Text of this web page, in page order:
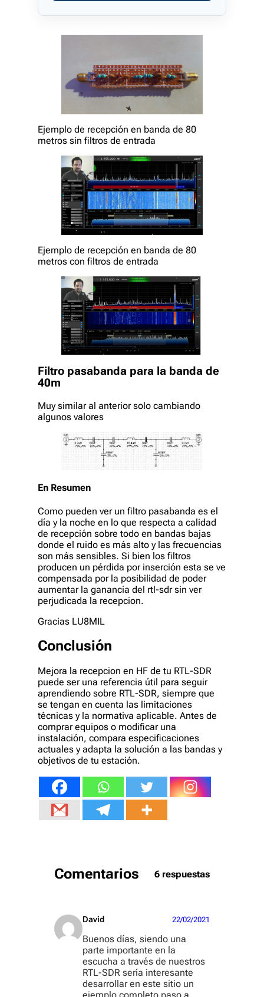
Ejemplo de recepción en banda de 80
metros sin filtros de entrada
Ejemplo de recepción en banda de 80
metros con filtros de entrada
Filtro pasabanda para la banda de
40m
Muy similar al anterior solo cambiando
algunos valores
En Resumen
Como pueden ver un filtro pasabanda es el
día y la noche en lo que respecta a calidad
de recepción sobre todo en bandas bajas
donde el ruido es más alto y las frecuencias
son más sensibles. Si bien los filtros
producen un pérdida por inserción esta se ve
compensada por la posibilidad de poder
aumentar la ganancia del rtl-sdr sin ver
perjudicada la recepcion.
Gracias LU8MIL
Conclusión
Mejora la recepcion en HF de tu RTL-SDR
puede ser una referencia útil para seguir
aprendiendo sobre RTL-SDR, siempre que
se tengan en cuenta las limitaciones
técnicas y la normativa aplicable. Antes de
comprar equipos o modificar una
instalación, compara especificaciones
actuales y adapta la solución a las bandas y
objetivos de tu estación.
Comentarios 6 respuestas
David 22/02/2021
Buenos días, siendo una
parte importante en la
escucha a través de nuestros
RTL-SDR sería interesante
desarrollar en este sitio un